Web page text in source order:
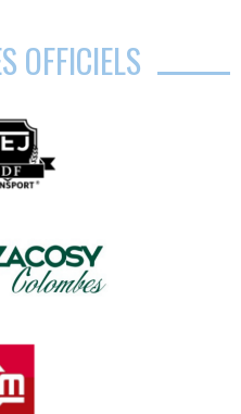
OFFICIELS